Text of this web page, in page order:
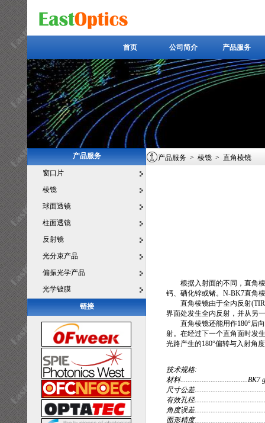
首页
首页
公司简介
公司简介
产品服务
产品服务
产品服务
窗口片
棱镜
球面透镜
柱面透镜
反射镜
光分束产品
偏振光学产品
光学镀膜
链接
产品服务 > 棱镜 > 直角棱镜
根据入射面的不同，直角
钙、硒化锌或锗。N-BK7直角
直角棱镜由于全内反射
界面处发生全内反射，并从另
直角棱镜还能用作180°后
射。在经过下一个直角面时发
光路产生的180°偏转与入射角
技术规格:
材料......................................BK7
尺寸公差
有效孔径
角度误差
面形精度